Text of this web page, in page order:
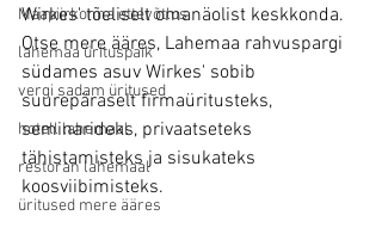
Maapiirkonna ettevõtlus
lahemaa ürituspaik
vergi sadam üritused
hotell lahemaal
restoran lahemaal
üritused mere ääres
Wirkes' tõeliselt omanäolist keskkonda.
Otse mere ääres, Lahemaa rahvuspargi
südames asuv Wirkes' sobib
suurepäraselt firmaüritusteks,
seminarideks, privaatseteks
tähistamisteks ja sisukateks
koosviibimisteks.